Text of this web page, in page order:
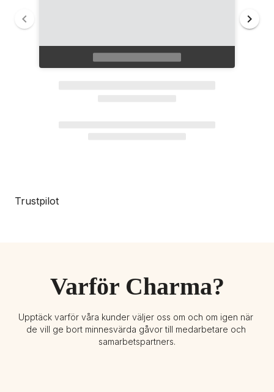
Trustpilot
Varför Charma?
Upptäck varför våra kunder väljer oss om och om igen när
de vill ge bort minnesvärda gåvor till medarbetare och
samarbetspartners.